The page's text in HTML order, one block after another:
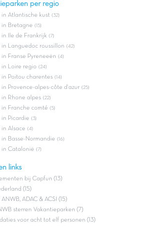
per regio
Atlantische kust (32)
in Bretagne (15)
Ile de Frankrijk (7)
Languedoc roussillon (42)
Franse Pyreneeën (4)
in Loire regio (24)
Poitou charentes (14)
Provence-alpes-côte d'azur (25)
Rhone alpes (22)
Franche comté (5)
Picardie (3)
Alsace (4)
Basse-Normandie (16)
in Catalonië (7)
links
bij Capfun (13)
(15)
ADAC & ACSI (15)
sterren Vakantieparken (7)
voor acht tot elf personen (13)